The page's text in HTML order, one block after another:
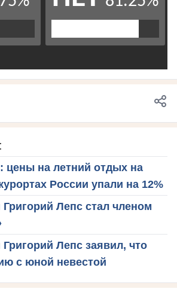
цены на летний отдых на
России упали на 12%
Лепс стал членом
Лепс заявил, что
с юной невестой